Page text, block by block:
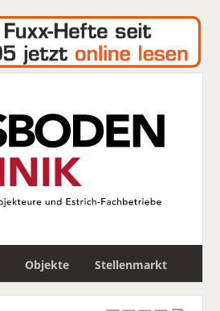
Objekte Stellenmarkt
c